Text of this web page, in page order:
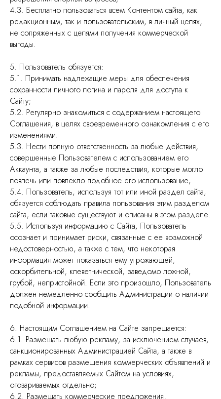
4.3. Бесплатно пользоваться всем Контентом сайта, как
редакционным, так и пользовательским, в личный целях,
не сопряженных с целями получения коммерческой
выгоды.
5. Пользователь обязуется:
5.1. Принимать надлежащие меры для обеспечения
сохранности личного логина и пароля для доступа к
Сайту;
5.2. Регулярно знакомиться с содержанием настоящего
Соглашения, в целях своевременного ознакомления с его
изменениями.
5.3. Нести полную ответственность за любые действия,
совершенные Пользователем с использованием его
Аккаунта, а также за любые последствия, которые могло
повлечь или повлекло подобное его использование;
5.4. Пользователь, используя тот или иной раздел сайта,
обязуется соблюдать правила пользования этим разделом
сайта, если таковые существуют и описаны в этом разделе.
5.5. Используя информацию с Сайта, Пользователь
осознает и принимает риски, связанные с ее возможной
недостоверностью, а также с тем, что некоторая
информация может показаться ему угрожающей,
оскорбительной, клеветнической, заведомо ложной,
грубой, непристойной. Если это произошло, Пользователь
должен немедленно сообщить Администрации о наличии
подобной информации.
6. Настоящим Соглашением на Сайте запрещается:
6.1. Размещать любую рекламу, за исключением случаев,
санкционированных Администрацией Сайта, а также в
рамках сервисов размещения коммерческих объявлений и
рекламы, предоставляемых Сайтом на условиях,
оговариваемых отдельно;
6.2. Размещать коммерческие предложения,